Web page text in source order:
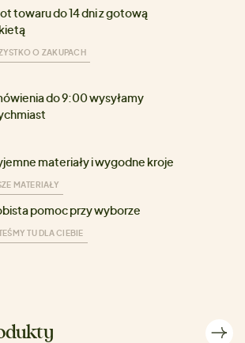
towaru do 14 dni z gotową
O ZAKUPACH
do 9:00 wysyłamy
materiały i wygodne kroje
MATERIAŁY
pomoc przy wyborze
TU DLA CIEBIE